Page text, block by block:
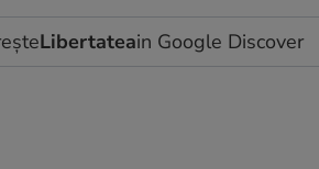
Libertateain Google Discover